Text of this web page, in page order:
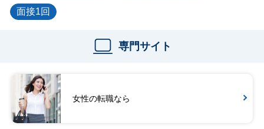
面接1回
専門サイト
女性の転職なら